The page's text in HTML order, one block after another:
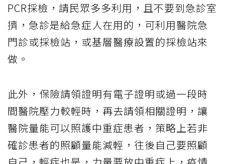
PCR採檢，請民眾多多利用，且不要到急診室
擠，急診是給急症人在用的，可利用醫院急
門診或採檢站，或基層醫療設置的採檢站來
做。
此外，保險請領證明有電子證明或過一段時
間醫院壓力較輕時，再去請領相關證明，讓
醫院量能可以照護中重症患者，策略上若非
確診患者的照顧量能減輕，往後自己要照顧